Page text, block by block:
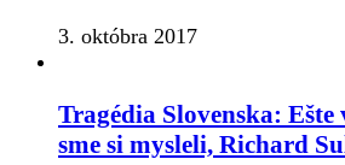
3. októbra 2017
Tragédia Slovenska: Ešte
sme si mysleli, Richard